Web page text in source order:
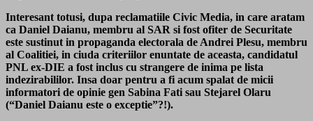
Interesant totusi, dupa reclamatiile Civic Media, in care aratam
ca Daniel Daianu, membru al SAR si fost ofiter de Securitate
este sustinut in propaganda electorala de Andrei Plesu, membru
al Coalitiei, in ciuda criteriilor enuntate de aceasta, candidatul
PNL ex-DIE a fost inclus cu strangere de inima pe lista
indezirabililor. Insa doar pentru a fi acum spalat de micii
informatori de opinie gen Sabina Fati sau Stejarel Olaru
(“Daniel Daianu este o exceptie”?!).